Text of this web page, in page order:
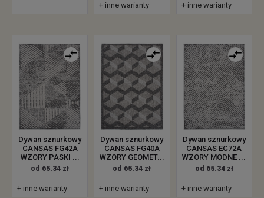
+ inne warianty + inne warianty
Dywan sznurkowy
CANSAS FG42A
WZORY PASKI ...
od 65.34 zł
+ inne warianty
Dywan sznurkowy
CANSAS FG40A
WZORY GEOMET...
od 65.34 zł
+ inne warianty
Dywan sznurkowy
CANSAS EC72A
WZORY MODNE ...
od 65.34 zł
+ inne warianty